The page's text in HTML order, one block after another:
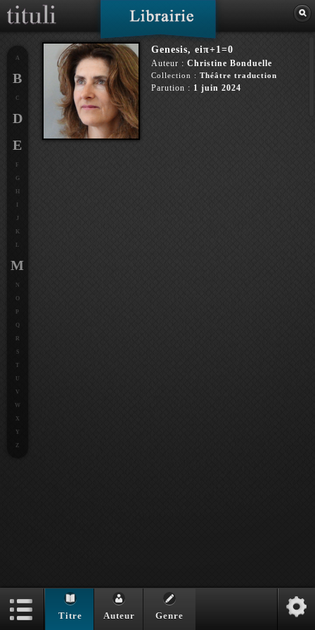
Genesis, eiπ+1=0
Auteur : Christine Bonduelle
Collection : Théâtre traduction
Parution : 1 juin 2024
A
B
C
D
E
F
G
H
J
K
L
M
N
O
P
Q
R
S
T
U
V
W
X
Y
Z
Titre Auteur Genre